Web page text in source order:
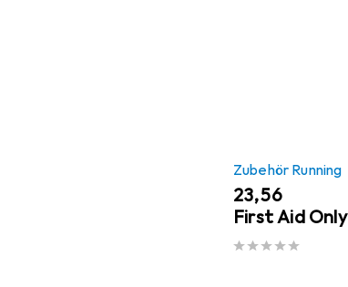
Zubehör Running
EUR
23,56
First Aid Only